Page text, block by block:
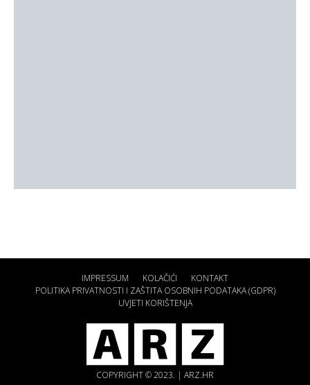
IMPRESSUM KOLAČIĆI
KONTAKT
POLITIKA PRIVATNOSTI I ZAŠTITA OSOBNIH PODATAKA (GDPR)
UVJETI KORIŠTENJA
COPYRIGHT © 2023. | ARZ.HR